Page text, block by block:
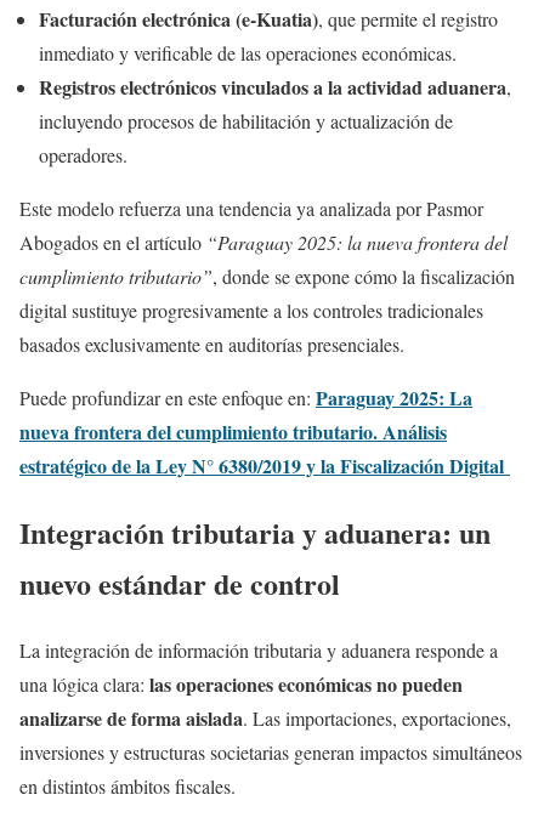
Facturación electrónica (e-Kuatia), que permite el registro
inmediato y verificable de las operaciones económicas.
Registros electrónicos vinculados a la actividad aduanera,
incluyendo procesos de habilitación y actualización de
operadores.
Este modelo refuerza una tendencia ya analizada por Pasmor
Abogados en el artículo “Paraguay 2025: la nueva frontera del
cumplimiento tributario”, donde se expone cómo la fiscalización
digital sustituye progresivamente a los controles tradicionales
basados exclusivamente en auditorías presenciales.
Puede profundizar en este enfoque en: Paraguay 2025: La
nueva frontera del cumplimiento tributario. Análisis
estratégico de la Ley N° 6380/2019 y la Fiscalización Digital
Integración tributaria y aduanera: un
nuevo estándar de control
La integración de información tributaria y aduanera responde a
una lógica clara: las operaciones económicas no pueden
analizarse de forma aislada. Las importaciones, exportaciones,
inversiones y estructuras societarias generan impactos simultáneos
en distintos ámbitos fiscales.